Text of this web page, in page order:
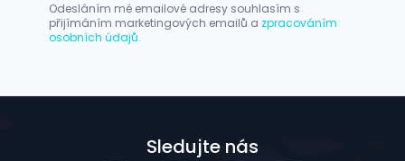
Odesláním mé emailové adresy souhlasím s
přijímáním marketingových emailů a zpracováním
osobních údajů.
Sledujte nás